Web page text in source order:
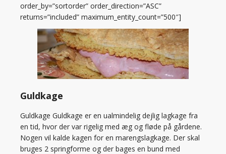
order_by=”sortorder” order_direction=”ASC”
returns=”included” maximum_entity_count=”500″]
Guldkage
Guldkage Guldkage er en ualmindelig dejlig lagkage fra
en tid, hvor der var rigelig med æg og fløde på gårdene.
Nogen vil kalde kagen for en marengslagkage. Der skal
bruges 2 springforme og der bages en bund med